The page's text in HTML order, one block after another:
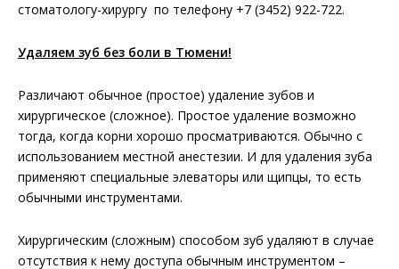
ЗАПИСАТЬСЯ
Нажимая кнопку «Оставить заявку», вы даёте
стоматологу-хирургу по телефону +7 (3452) 922-722.
Удаляем зуб без боли в Тюмени!
Различают обычное (простое) удаление зубов и
хирургическое (сложное). Простое удаление возможно
тогда, когда корни хорошо просматриваются. Обычно с
использованием местной анестезии. И для удаления зуба
применяют специальные элеваторы или щипцы, то есть
обычными инструментами.
Хирургическим (сложным) способом зуб удаляют в случае
отсутствия к нему доступа обычным инструментом –